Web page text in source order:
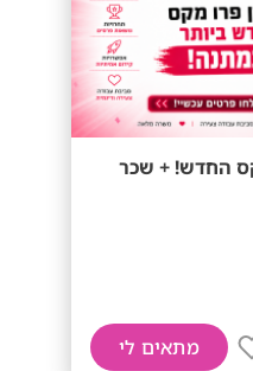
החדש! + שכר
מתאים לי